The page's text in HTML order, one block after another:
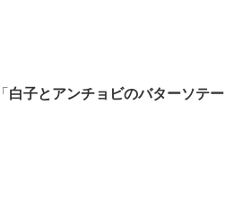
「 白子とアンチョビのバターソテー